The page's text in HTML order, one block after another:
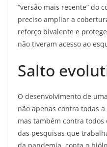
“versão mais recente” do
preciso ampliar a
reforço bivalente e
não tiveram acesso ao
Salto
O desenvolvimento de
não apenas contra todas a
mas também contra
das pesquisas que